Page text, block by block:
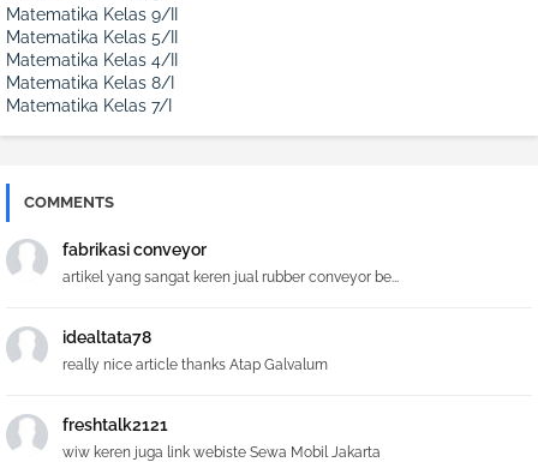
Matematika Kelas 9/II
Matematika Kelas 5/II
Matematika Kelas 4/II
Matematika Kelas 8/I
Matematika Kelas 7/I
COMMENTS
fabrikasi conveyor
artikel yang sangat keren jual rubber conveyor be...
idealtata78
really nice article thanks Atap Galvalum
freshtalk2121
wiw keren juga link webiste Sewa Mobil Jakarta